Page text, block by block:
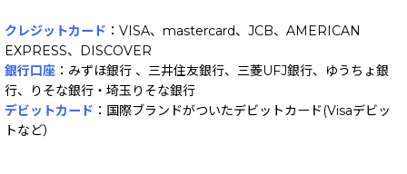
クレジットカード ：VISA、mastercard、JCB、AMERICAN
EXPRESS、DISCOVER
銀行口座 ：みずほ銀行 、三井住友銀行、三菱UFJ銀行、ゆうちょ銀
行、りそな銀行・埼玉りそな銀行
デビットカード ：国際ブランドがついたデビットカード(Visaデビッ
トなど）